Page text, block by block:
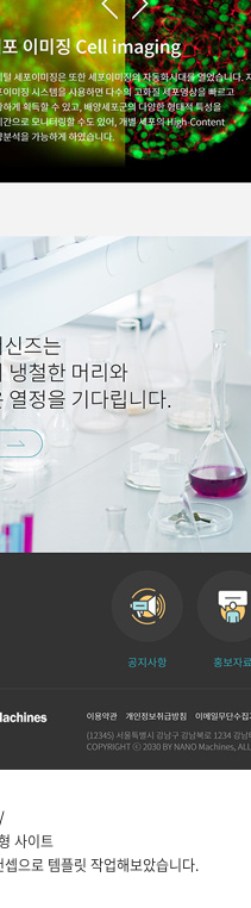
사이트
으로 템플릿 작업해보았습니다.